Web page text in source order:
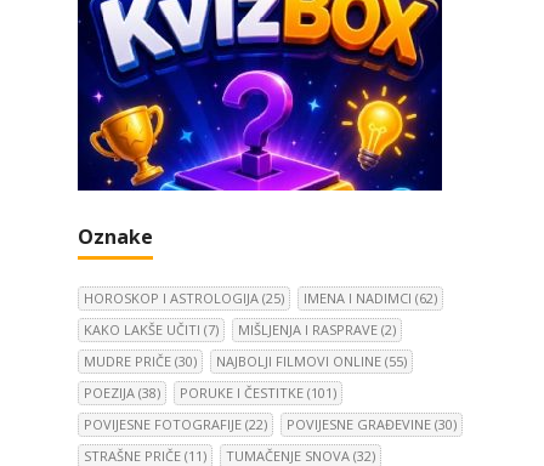
Oznake
HOROSKOP I ASTROLOGIJA (25) IMENA I NADIMCI (62)
KAKO LAKŠE UČITI (7) MIŠLJENJA I RASPRAVE (2)
MUDRE PRIČE (30) NAJBOLJI FILMOVI ONLINE (55)
POEZIJA (38) PORUKE I ČESTITKE (101)
POVIJESNE FOTOGRAFIJE (22) POVIJESNE GRAĐEVINE (30)
STRAŠNE PRIČE (11) TUMAČENJE SNOVA (32)